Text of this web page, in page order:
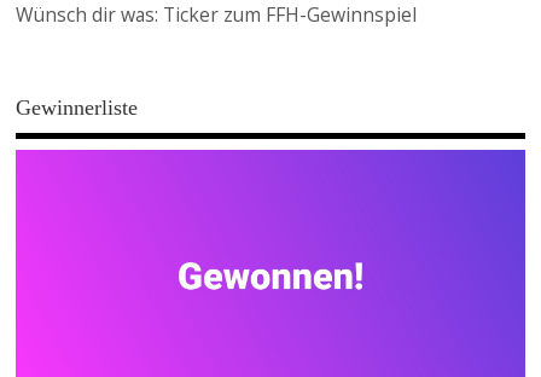
Wünsch dir was: Ticker zum FFH-Gewinnspiel
Gewinnerliste